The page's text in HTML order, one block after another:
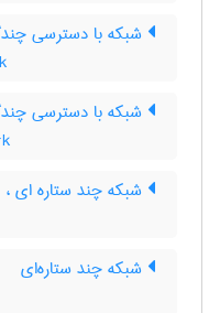
شبکه با دسترسی
شبکه با دسترسی
شبکه چند ستاره ای
شبکه چند ستاره‌ای